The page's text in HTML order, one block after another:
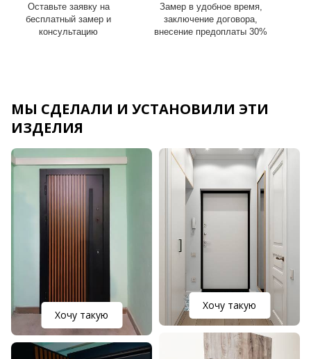
Оставьте заявку на
бесплатный замер и
консультацию
Замер в удобное время,
заключение договора,
внесение предоплаты 30%
МЫ СДЕЛАЛИ И УСТАНОВИЛИ ЭТИ
ИЗДЕЛИЯ
Хочу такую
Хочу такую